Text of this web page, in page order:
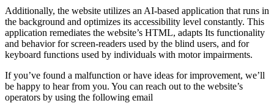
Additionally, the website utilizes an AI-based application that runs in
the background and optimizes its accessibility level constantly. This
application remediates the website’s HTML, adapts Its functionality
and behavior for screen-readers used by the blind users, and for
keyboard functions used by individuals with motor impairments.
If you’ve found a malfunction or have ideas for improvement, we’ll
be happy to hear from you. You can reach out to the website’s
operators by using the following email